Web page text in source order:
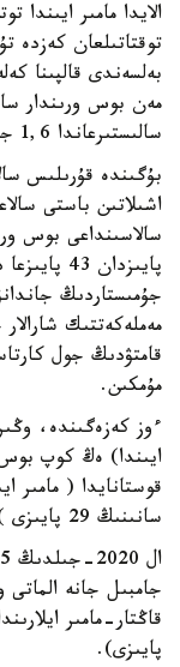
الايدا مامىر
توقتاتىلعان كەزدە
بەلسەندى قالپىنا
مەن بوس ورىندار
سالىستىرعاندا 1,6 جانە 3,5 ەسە ءوستى.
بۇگىندە قۇرىلىس
اشىلاتىن باستى
جۇمىستاردىڭ
مەملەكەتتىك
قامتۋدىڭ جول
مۇمكىن.
ءوز كەزەگىندە،
ايىندا) ەڭ كوپ
قوستانايدا ( مامىر
سانىنىڭ 29 پايىزى ) قۇرىلدى.
پايىزى).